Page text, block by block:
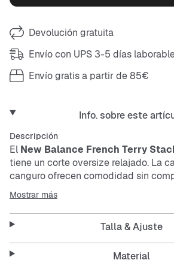
Devolución gratuita
Envío con UPS 3-5 días
Envío gratis a partir de 85€
Info. sobre este
Descripción
El New Balance French Terry
tiene un corte oversize relajado. La
canguro ofrecen comodidad sin
material resistente y transpirable
sudadera sea perfecta para todos los
Mostrar más
Talla & Ajuste
Material